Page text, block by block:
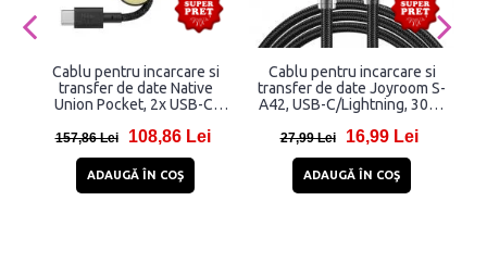
Cablu pentru incarcare si
transfer de date Native
Union Pocket, 2x USB-C,
157,86 Lei 108,86 Lei
ADAUGĂ ÎN COŞ
Cablu pentru incarcare si
transfer de date Joyroom S-
A42, USB-C/Lightning, 30W,
27,99 Lei 16,99 Lei
ADAUGĂ ÎN COŞ